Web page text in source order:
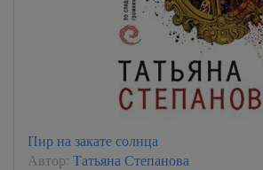
Пир на закате солнца
Автор: Татьяна Степанова